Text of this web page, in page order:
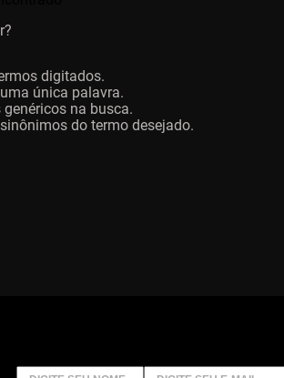
digitados.
única palavra.
na busca.
do termo desejado.